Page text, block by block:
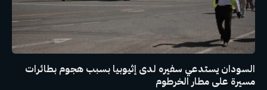
السودان يستدعي سفيره لدى إثيوبيا بسبب هجوم بطائرات
مسيرة على مطار الخرطوم